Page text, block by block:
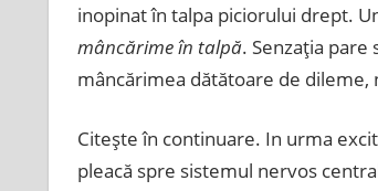
inopinat în talpa piciorului drept.
mâncărime în talpă. Senzaţia pare
mâncărimea dătătoare de dileme,
Citeşte în continuare. In urma
pleacă spre sistemul nervos